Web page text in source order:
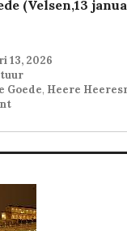
(Velsen,13
13, 2026
Goede, Heere